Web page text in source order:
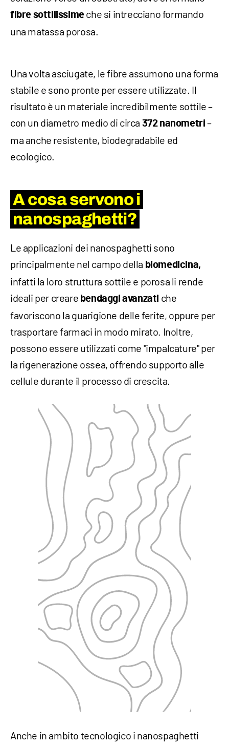
fibre sottilissimeche si intrecciano formando
una matassa porosa.
Una volta asciugate, le fibre assumono una forma
stabile e sono pronte per essere utilizzate. Il
risultato è un materiale incredibilmente sottile –
con un diametro medio di circa 372 nanometri –
ma anche resistente, biodegradabile ed
ecologico.
A cosa servono i
nanospaghetti?
Le applicazioni dei nanospaghetti sono
principalmente nel campo della biomedicina,
infatti la loro struttura sottile e porosa li rende
ideali per creare bendaggi avanzati che
favoriscono la guarigione delle ferite, oppure per
trasportare farmaci in modo mirato. Inoltre,
possono essere utilizzati come "impalcature" per
la rigenerazione ossea, offrendo supporto alle
cellule durante il processo di crescita.
Anche in ambito tecnologico i nanospaghetti